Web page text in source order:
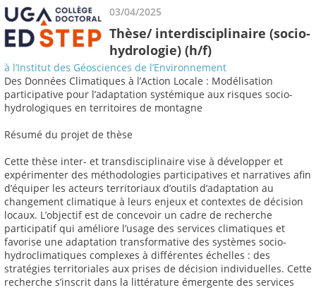
03/04/2025
Thèse/ interdisciplinaire (socio-
hydrologie) (h/f)
à l’Institut des Géosciences de l’Environnement
Des Données Climatiques à l’Action Locale : Modélisation
participative pour l’adaptation systémique aux risques socio-
hydrologiques en territoires de montagne
Résumé du projet de thèse
Cette thèse inter- et transdisciplinaire vise à développer et
expérimenter des méthodologies participatives et narratives afin
d’équiper les acteurs territoriaux d’outils d’adaptation au
changement climatique à leurs enjeux et contextes de décision
locaux. L’objectif est de concevoir un cadre de recherche
participatif qui améliore l’usage des services climatiques et
favorise une adaptation transformative des systèmes socio-
hydroclimatiques complexes à différentes échelles : des
stratégies territoriales aux prises de décision individuelles. Cette
recherche s’inscrit dans la littérature émergente des services